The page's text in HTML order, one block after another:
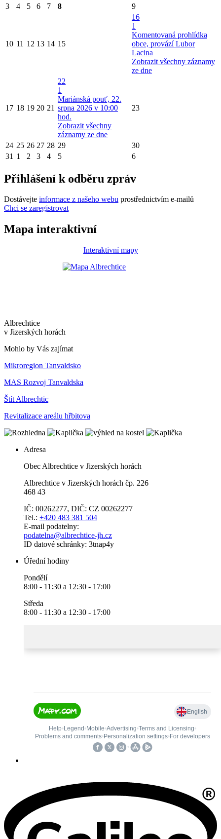
3
4 5 6 7 8 9
10 11 12 13 14 15
16
1
Komentovaná prohlídka
obce, provází Lubor
Lacina
Zobrazit všechny záznamy
ze dne
17 18 19 20 21
22
1
Mariánská pouť, 22.
srpna 2026 v 10:00
hod.
Zobrazit všechny
záznamy ze dne
23
24 25 26 27 28 29
30
31 1 2 3 4 5 6
Přihlášení k odběru zpráv
Dostávejte informace z našeho webu prostřednictvím e-mailů
Chci se zaregistrovat
Mapa interaktivní
Interaktivní mapy
Albrechtice
v Jizerských horách
Mohlo by Vás zajímat
Mikroregion Tanvaldsko
MAS Rozvoj Tanvaldska
Štít Albrechtic
Revitalizace areálu hřbitova
Adresa
Obec Albrechtice v Jizerských horách
Albrechtice v Jizerských horách čp. 226
468 43
IČ: 00262277, DIČ: CZ 00262277
Tel.: +420 483 381 504
E-mail podatelny:
podatelna@albrechtice-jh.cz
ID datové schránky: 3tnap4y
Úřední hodiny
Pondělí
8:00 - 11:30 a 12:30 - 17:00
Středa
8:00 - 11:30 a 12:30 - 17:00